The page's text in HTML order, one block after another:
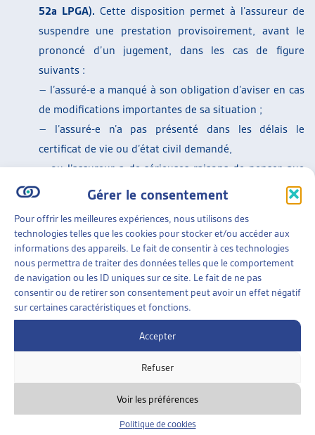
Gérer le consentement
Pour offrir les meilleures expériences, nous utilisons des
technologies telles que les cookies pour stocker et/ou accéder aux
informations des appareils. Le fait de consentir à ces technologies
nous permettra de traiter des données telles que le comportement
de navigation ou les ID uniques sur ce site. Le fait de ne pas
consentir ou de retirer son consentement peut avoir un effet négatif
sur certaines caractéristiques et fonctions.
Accepter
Refuser
Voir les préférences
Politique de cookies
52a LPGA). Cette disposition permet à l’assureur de
suspendre une prestation provisoirement, avant le
prononcé d’un jugement, dans les cas de figure
suivants :
– l’assuré-e a manqué à son obligation d’aviser en cas
de modifications importantes de sa situation ;
– l’assuré-e n’a pas présenté dans les délais le
certificat de vie ou d’état civil demandé,
– ou l’assureur a de sérieuses raisons de penser que
l’assuré perçoit une prestation à laquelle il n’a pas
Levée de l’effet suspensif lors d’oppositions ou de
recours (art. 49 al.5 et 52 al.4 LPGA).Hormis pour les
décisions ordonnant la restitution de prestations
versées indûment, l’assureur pourra priver une
opposition ou un recours de l’effet suspensif. Cela
signifie que dans ces cas de figure, l’opposition ou le
recours ne prolonge plus le versement de la prestation
jusqu’à l’obtention d’un jugement entré en force, sous
réserve d’une restitution de l’effet suspensif par le
tribunal. Cette disposition permet de rendre effective
la suspension à titre provisionnel mentionnée dans le